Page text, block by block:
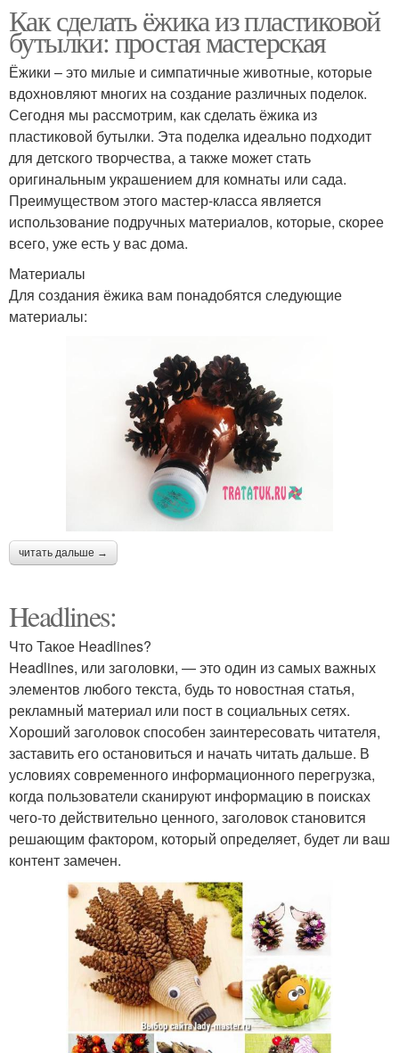
Как сделать ёжика из пластиковой
бутылки: простая мастерская
Ёжики – это милые и симпатичные животные, которые
вдохновляют многих на создание различных поделок.
Сегодня мы рассмотрим, как сделать ёжика из
пластиковой бутылки. Эта поделка идеально подходит
для детского творчества, а также может стать
оригинальным украшением для комнаты или сада.
Преимуществом этого мастер-класса является
использование подручных материалов, которые, скорее
всего, уже есть у вас дома.
Материалы
Для создания ёжика вам понадобятся следующие
материалы:
читать дальше →
Headlines:
Что Такое Headlines?
Headlines, или заголовки, — это один из самых важных
элементов любого текста, будь то новостная статья,
рекламный материал или пост в социальных сетях.
Хороший заголовок способен заинтересовать читателя,
заставить его остановиться и начать читать дальше. В
условиях современного информационного перегрузка,
когда пользователи сканируют информацию в поисках
чего-то действительно ценного, заголовок становится
решающим фактором, который определяет, будет ли ваш
контент замечен.